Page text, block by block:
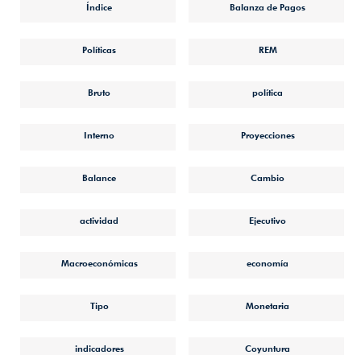
Índice Balanza de Pagos
Políticas REM
Bruto política
Interno Proyecciones
Balance Cambio
actividad Ejecutivo
Macroeconómicas economía
Tipo Monetaria
indicadores Coyuntura